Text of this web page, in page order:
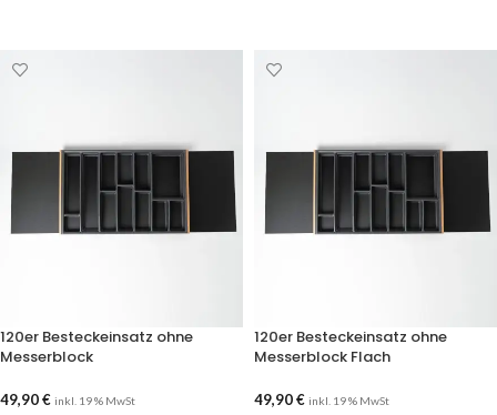
120er Besteckeinsatz ohne
Messerblock
49,90€ inkl. 19 % MwSt
120er Besteckeinsatz ohne
Messerblock Flach
49,90€ inkl. 19 % MwSt